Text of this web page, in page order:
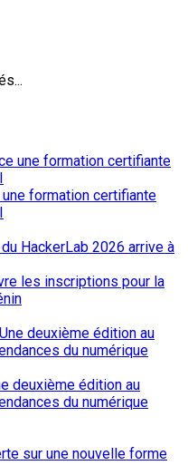
une formation certifiante
les inscriptions pour la
deuxième édition au
du numérique